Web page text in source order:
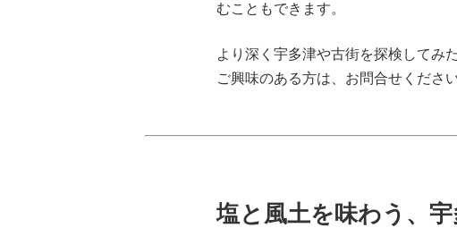
むこともできます。
より深く宇多津や古街を探検してみ
ご興味のある方は、お問合せください
塩と風土を味わう、